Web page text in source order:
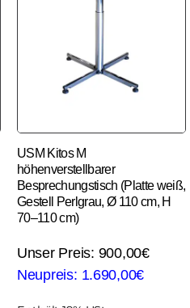
USM Kitos M
höhenverstellbarer
Besprechungstisch (Platte weiß,
Gestell Perlgrau, Ø 110 cm, H
70–110 cm)
900,00€
1.690,00€